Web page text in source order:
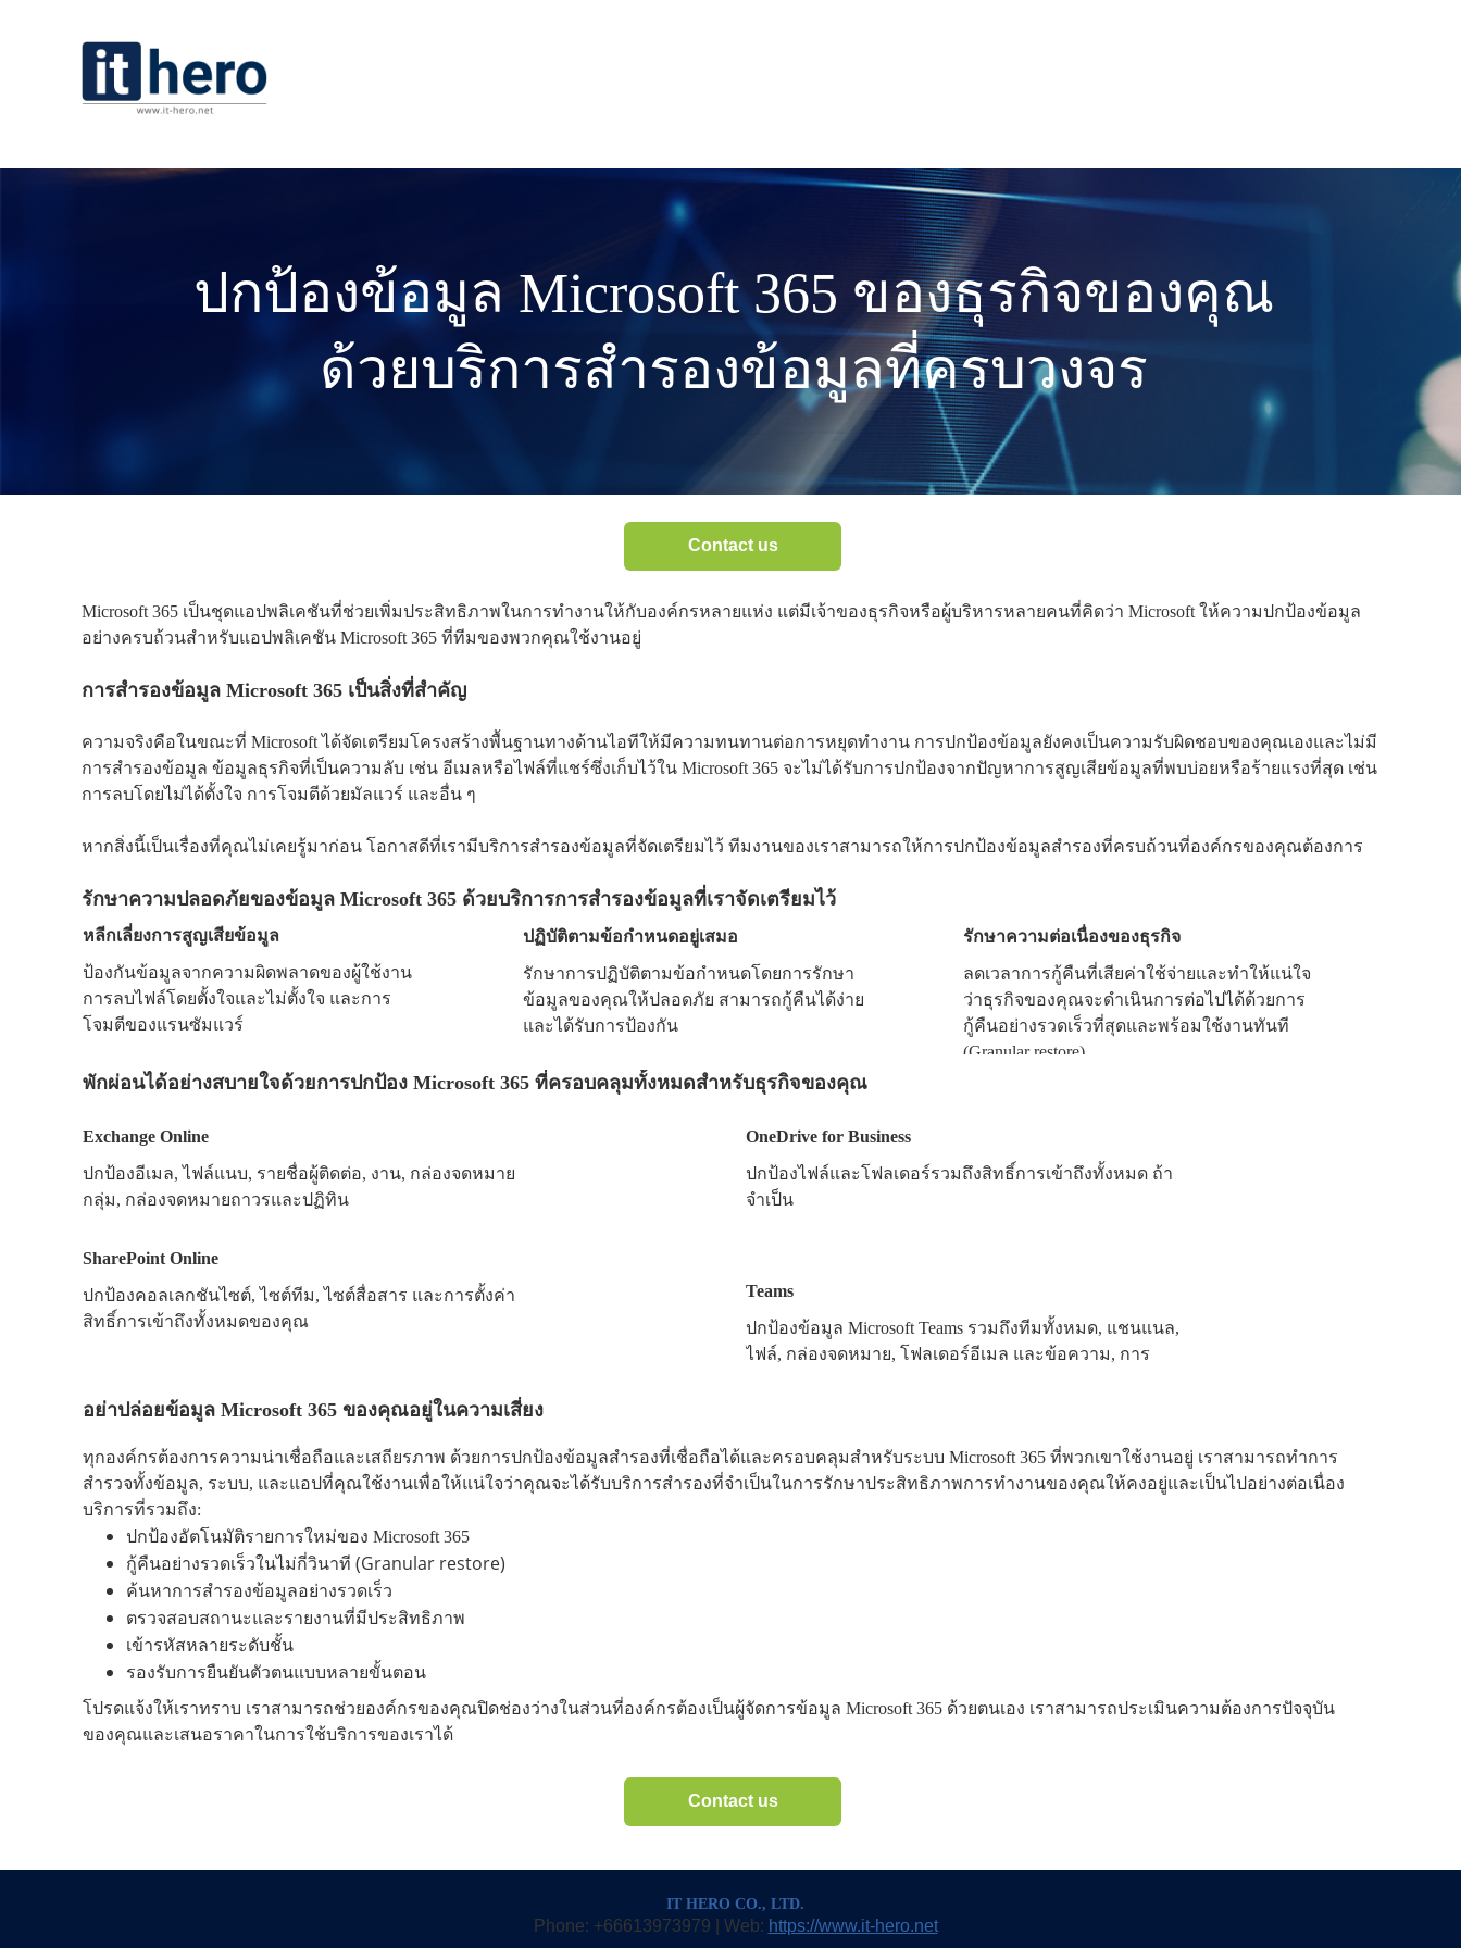
ปกป้องข้อมูล Microsoft 365 ของธุรกิจของคุณ
ด้วยบริการสำรองข้อมูลที่ครบวงจร
Contact us
Microsoft 365 เป็นชุดแอปพลิเคชันที่ช่วยเพิ่มประสิทธิภาพในการทำงานให้กับองค์กรหลายแห่ง แต่มีเจ้าของธุรกิจหรือผู้บริหารหลายคนที่คิดว่า Microsoft ให้ความปกป้องข้อมูล
อย่างครบถ้วนสำหรับแอปพลิเคชัน Microsoft 365 ที่ทีมของพวกคุณใช้งานอยู่
การสำรองข้อมูล Microsoft 365 เป็นสิ่งที่สำคัญ
ความจริงคือในขณะที่ Microsoft ได้จัดเตรียมโครงสร้างพื้นฐานทางด้านไอทีให้มีความทนทานต่อการหยุดทำงาน การปกป้องข้อมูลยังคงเป็นความรับผิดชอบของคุณเองและไม่มี
การสำรองข้อมูล ข้อมูลธุรกิจที่เป็นความลับ เช่น อีเมลหรือไฟล์ที่แชร์ซึ่งเก็บไว้ใน Microsoft 365 จะไม่ได้รับการปกป้องจากปัญหาการสูญเสียข้อมูลที่พบบ่อยหรือร้ายแรงที่สุด เช่น
การลบโดยไม่ได้ตั้งใจ การโจมตีด้วยมัลแวร์ และอื่น ๆ
หากสิ่งนี้เป็นเรื่องที่คุณไม่เคยรู้มาก่อน โอกาสดีที่เรามีบริการสำรองข้อมูลที่จัดเตรียมไว้ ทีมงานของเราสามารถให้การปกป้องข้อมูลสำรองที่ครบถ้วนที่องค์กรของคุณต้องการ
รักษาความปลอดภัยของข้อมูล Microsoft 365 ด้วยบริการการสำรองข้อมูลที่เราจัดเตรียมไว้
หลีกเลี่ยงการสูญเสียข้อมูล
ป้องกันข้อมูลจากความผิดพลาดของผู้ใช้งาน
การลบไฟล์โดยตั้งใจและไม่ตั้งใจ และการ
โจมตีของแรนซัมแวร์
ปฏิบัติตามข้อกำหนดอยู่เสมอ
รักษาการปฏิบัติตามข้อกำหนดโดยการรักษา
ข้อมูลของคุณให้ปลอดภัย สามารถกู้คืนได้ง่าย
และได้รับการป้องกัน
รักษาความต่อเนื่องของธุรกิจ
ลดเวลาการกู้คืนที่เสียค่าใช้จ่ายและทำให้แน่ใจ
ว่าธุรกิจของคุณจะดำเนินการต่อไปได้ด้วยการ
กู้คืนอย่างรวดเร็วที่สุดและพร้อมใช้งานทันที
(Granular restore)
พักผ่อนได้อย่างสบายใจด้วยการปกป้อง Microsoft 365 ที่ครอบคลุมทั้งหมดสำหรับธุรกิจของคุณ
Exchange Online
ปกป้องอีเมล, ไฟล์แนบ, รายชื่อผู้ติดต่อ, งาน, กล่องจดหมาย
กลุ่ม, กล่องจดหมายถาวรและปฏิทิน
SharePoint Online
ปกป้องคอลเลกชันไซต์, ไซต์ทีม, ไซต์สื่อสาร และการตั้งค่า
สิทธิ์การเข้าถึงทั้งหมดของคุณ
OneDrive for Business
ปกป้องไฟล์และโฟลเดอร์รวมถึงสิทธิ์การเข้าถึงทั้งหมด ถ้า
จำเป็น
Teams
ปกป้องข้อมูล Microsoft Teams รวมถึงทีมทั้งหมด, แชนแนล,
ไฟล์, กล่องจดหมาย, โฟลเดอร์อีเมล และข้อความ, การ
อย่าปล่อยข้อมูล Microsoft 365 ของคุณอยู่ในความเสี่ยง
ทุกองค์กรต้องการความน่าเชื่อถือและเสถียรภาพ ด้วยการปกป้องข้อมูลสำรองที่เชื่อถือได้และครอบคลุมสำหรับระบบ Microsoft 365 ที่พวกเขาใช้งานอยู่ เราสามารถทำการ
สำรวจทั้งข้อมูล, ระบบ, และแอปที่คุณใช้งานเพื่อให้แน่ใจว่าคุณจะได้รับบริการสำรองที่จำเป็นในการรักษาประสิทธิภาพการทำงานของคุณให้คงอยู่และเป็นไปอย่างต่อเนื่อง
บริการที่รวมถึง:
ปกป้องอัตโนมัติรายการใหม่ของ Microsoft 365
กู้คืนอย่างรวดเร็วในไม่กี่วินาที (Granular restore)
ค้นหาการสำรองข้อมูลอย่างรวดเร็ว
ตรวจสอบสถานะและรายงานที่มีประสิทธิภาพ
เข้ารหัสหลายระดับชั้น
รองรับการยืนยันตัวตนแบบหลายขั้นตอน
โปรดแจ้งให้เราทราบ เราสามารถช่วยองค์กรของคุณปิดช่องว่างในส่วนที่องค์กรต้องเป็นผู้จัดการข้อมูล Microsoft 365 ด้วยตนเอง เราสามารถประเมินความต้องการปัจจุบัน
ของคุณและเสนอราคาในการใช้บริการของเราได้
Contact us
IT HERO CO., LTD.
Phone: +66613973979 | Web: https://www.it-hero.net